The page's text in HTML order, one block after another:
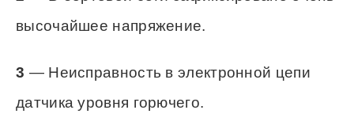
движком.
2 — В бортовой сети зафиксировано очень
высочайшее напряжение.